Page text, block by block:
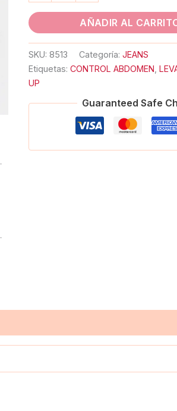
AÑADIR AL
SKU: 8513 Categoría:JEANS
Etiquetas:CONTROL ABDOMEN ,
UP
Guaranteed Safe